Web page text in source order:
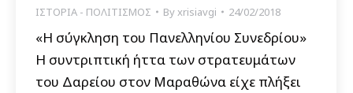
ΙΣΤΟΡΙΑ - ΠΟΛΙΤΙΣΜΟΣ Byxrisiavgi 24/02/2018
«Η σύγκληση του Πανελληνίου Συνεδρίου»
Η συντριπτική ήττα των στρατευμάτων
του Δαρείου στον Μαραθώνα είχε πλήξει